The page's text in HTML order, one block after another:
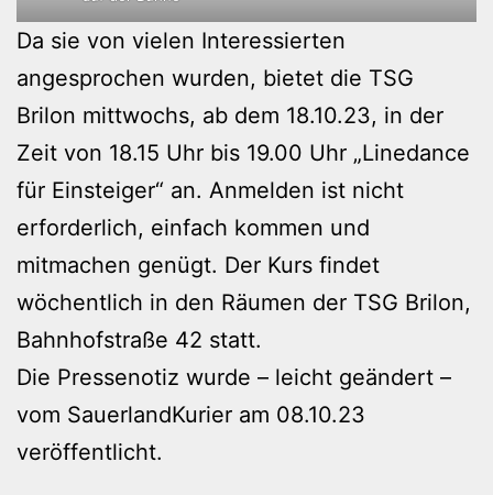
Da sie von vielen Interessierten
angesprochen wurden, bietet die TSG
Brilon mittwochs, ab dem 18.10.23, in der
Zeit von 18.15 Uhr bis 19.00 Uhr „Linedance
für Einsteiger“ an. Anmelden ist nicht
erforderlich, einfach kommen und
mitmachen genügt. Der Kurs findet
wöchentlich in den Räumen der TSG Brilon,
Bahnhofstraße 42 statt.
Die Pressenotiz wurde – leicht geändert –
vom SauerlandKurier am 08.10.23
veröffentlicht.